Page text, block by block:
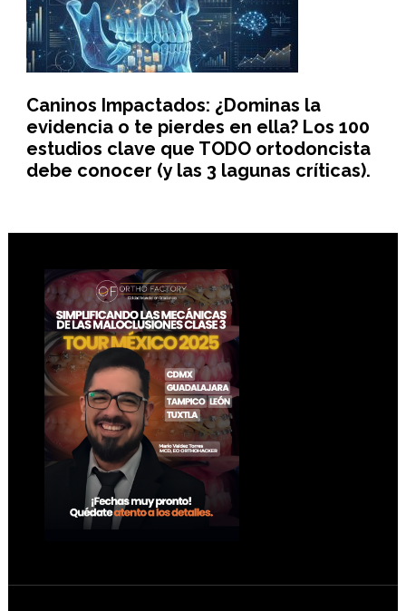
Caninos Impactados: ¿Dominas la
evidencia o te pierdes en ella? Los 100
estudios clave que TODO ortodoncista
debe conocer (y las 3 lagunas críticas).
Footer